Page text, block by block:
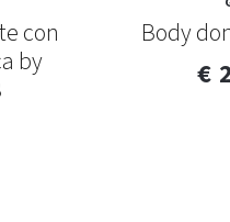
con
by
Body
€